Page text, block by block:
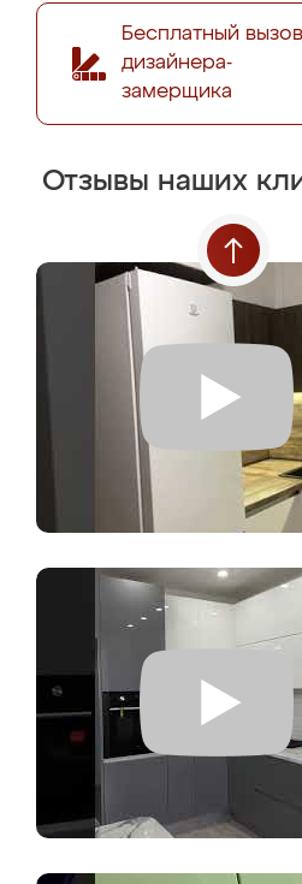
Бесплатный вызов
дизайнера-
замерщика
Отзывы наших